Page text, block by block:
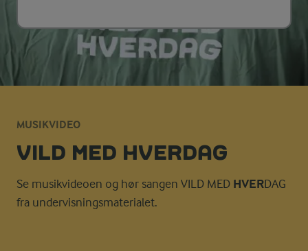
MUSIKVIDEO
VILD MED HVERDAG
Se musikvideoen og hør sangen VILD MED HVERDAG
fra undervisningsmaterialet.